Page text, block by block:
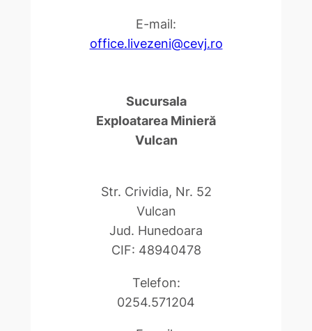
E-mail:
office.livezeni@cevj.ro
Sucursala
Exploatarea Minieră
Vulcan
Str. Crividia, Nr. 52
Vulcan
Jud. Hunedoara
CIF: 48940478
Telefon:
0254.571204